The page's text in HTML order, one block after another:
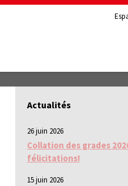
Actualités
26 juin 2026
Collation des grades
félicitations!
15 juin 2026